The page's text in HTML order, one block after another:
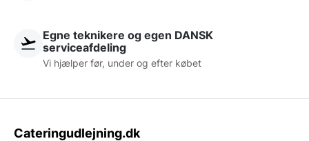
Egne teknikere og egen DANSK
serviceafdeling
Vi hjælper før, under og efter købet
Cateringudlejning.dk